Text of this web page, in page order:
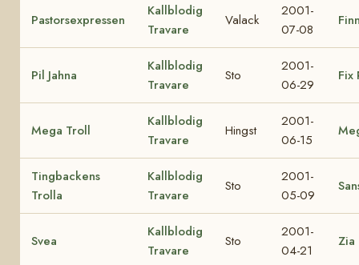
Pastorsexpressen
Kallblodig
Travare
Valack
2001-
07-08
Pil Jahna
Kallblodig
Travare
Sto
2001-
06-29
Fix
Mega Troll
Kallblodig
Travare
Hingst
2001-
06-15
Tingbackens
Trolla
Kallblodig
Travare
Sto
2001-
05-09
Svea
Kallblodig
Travare
Sto
2001-
04-21
Zia